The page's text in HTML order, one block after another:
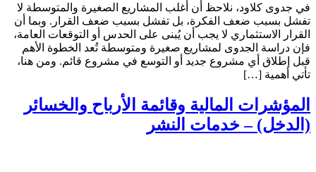
في جدوى كلاود، نلاحظ أن أغلب المشاريع الصغيرة والمتوسطة لا
تفشل بسبب ضعف الفكرة، بل تفشل بسبب ضعف القرار. وبما أن
القرار الاستثماري لا يجب أن يُبنى على الحدس أو التوقعات العامة،
فإن دراسة الجدوى لمشاريع صغيرة ومتوسطة تُعد الخطوة الأهم
قبل إطلاق أي مشروع جديد أو التوسع في مشروع قائم. ومن هنا،
تأتي أهمية […]
المؤشرات المالية وقائمة الأرباح والخسائر
(الدخل) – خدمات النشر